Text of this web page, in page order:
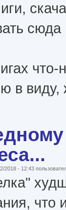
что-
в
2018 - 12:43
что